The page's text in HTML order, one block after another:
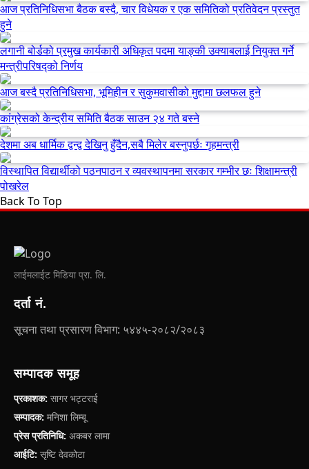
आज प्रतिनिधिसभा बैठक बस्दै, चार विधेयक र एक समितिको प्रतिवेदन प्रस्तुत
हुने
लगानी बोर्डको प्रमुख कार्यकारी अधिकृत पदमा याङ्की उक्याबलाई नियुक्त गर्ने
मन्त्रीपरिषद्को निर्णय
आज बस्दै प्रतिनिधिसभा, भूमिहीन र सुकुमवासीको मुद्दामा छलफल हुने
कांग्रेसको केन्द्रीय समिति बैठक साउन २४ गते बस्ने
देशमा अब धार्मिक द्वन्द्व देखिनु हुँदैन,सबै मिलेर बस्नुपर्छः गृहमन्त्री
विस्थापित विद्यार्थीको पठनपाठन र व्यवस्थापनमा सरकार गम्भीर छः शिक्षामन्त्री
पोखरेल
Back To Top
लाईमलाईट मिडिया प्रा. लि.
दर्ता नं.
सूचना तथा प्रसारण विभाग: ५४४५-२०८२/२०८३
सम्पादक समूह
प्रकाशक: सागर भट्टराई
सम्पादक: मनिशा लिम्बू
प्रेस प्रतिनिधि: अकबर लामा
आईटि: सृष्टि देवकोटा